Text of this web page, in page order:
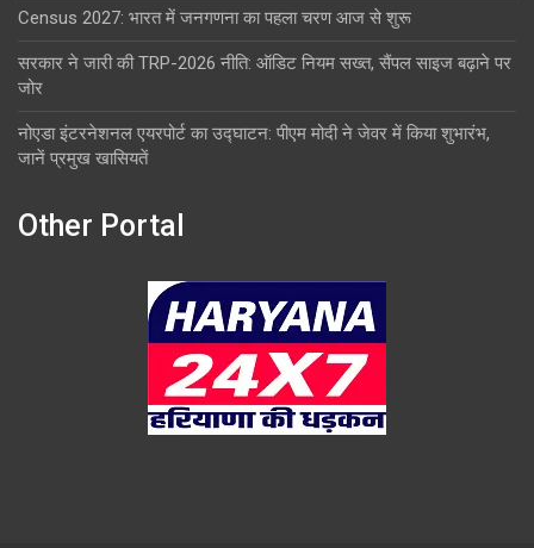
Census 2027: भारत में जनगणना का पहला चरण आज से शुरू
सरकार ने जारी की TRP-2026 नीति: ऑडिट नियम सख्त, सैंपल साइज बढ़ाने पर
जोर
नोएडा इंटरनेशनल एयरपोर्ट का उद्घाटन: पीएम मोदी ने जेवर में किया शुभारंभ,
जानें प्रमुख खासियतें
Other Portal